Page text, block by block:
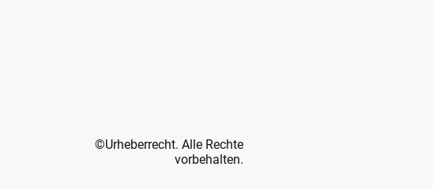
©Urheberrecht. Alle Rechte
vorbehalten.